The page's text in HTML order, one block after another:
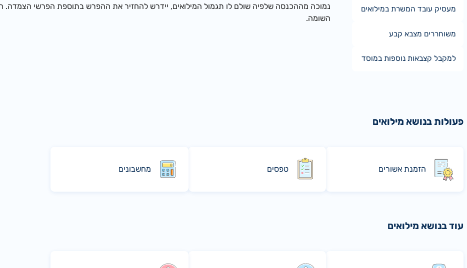
מעסיק עובד המשרת במילואים
משוחררים מצבא קבע
למקבל קצבאות נוספות במוסד
נמוכה מההכנסה שלפיה שולם לו תגמול המילואים, יידרש להחזיר את ההפרש בתוספת הפרשי הצמדה.
השומה.
פעולות בנושא מילואים
הזמנת אשורים טפסים מחשבונים
עוד בנושא מילואים